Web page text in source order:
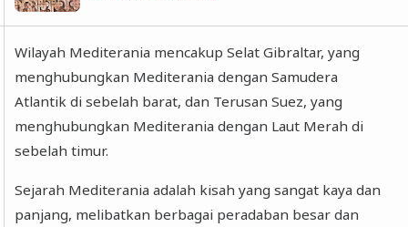
Wilayah Mediterania mencakup Selat Gibraltar, yang
menghubungkan Mediterania dengan Samudera
Atlantik di sebelah barat, dan Terusan Suez, yang
menghubungkan Mediterania dengan Laut Merah di
sebelah timur.
Sejarah Mediterania adalah kisah yang sangat kaya dan
panjang, melibatkan berbagai peradaban besar dan